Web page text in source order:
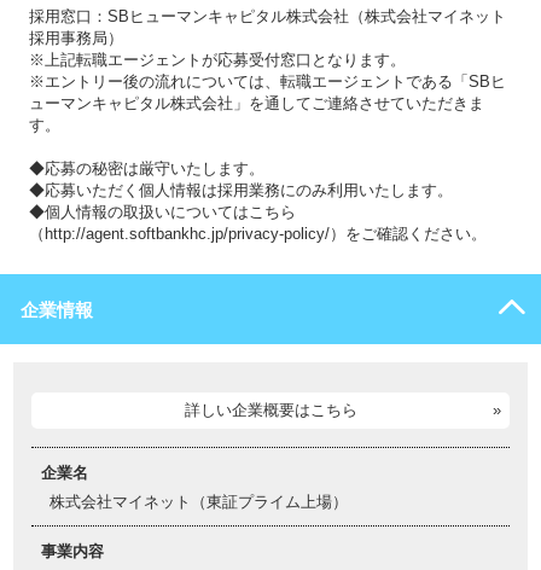
採用窓口：SBヒューマンキャピタル株式会社（株式会社マイネット
採用事務局）
※上記転職エージェントが応募受付窓口となります。
※エントリー後の流れについては、転職エージェントである「SBヒ
ューマンキャピタル株式会社」を通してご連絡させていただきま
す。
◆応募の秘密は厳守いたします。
◆応募いただく個人情報は採用業務にのみ利用いたします。
◆個人情報の取扱いについてはこちら
（http://agent.softbankhc.jp/privacy-policy/）をご確認ください。
企業情報
詳しい企業概要はこちら
企業名
株式会社マイネット（東証プライム上場）
事業内容